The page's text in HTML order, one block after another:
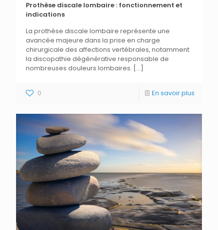
Prothèse discale lombaire : fonctionnement et
indications
La prothèse discale lombaire représente une
avancée majeure dans la prise en charge
chirurgicale des affections vertébrales, notamment
la discopathie dégénérative responsable de
nombreuses douleurs lombaires. […]
0 En savoir plus